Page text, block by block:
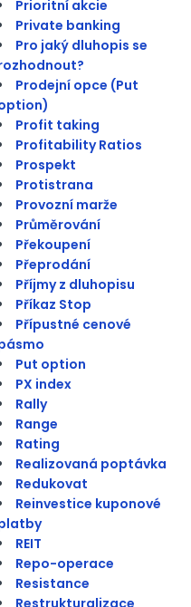
Prioritní akcie
Private banking
Pro jaký dluhopis se
Prodejní opce (Put
Profit taking
Profitability Ratios
Prospekt
Protistrana
Provozní marže
Průměrování
Překoupení
Přeprodání
Příjmy z dluhopisu
Příkaz Stop
Přípustné cenové
Put option
PX index
Rally
Range
Rating
Realizovaná poptávka
Redukovat
Reinvestice kuponové
REIT
Repo-operace
Resistance
Restrukturalizace